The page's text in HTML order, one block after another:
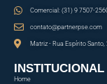
Comercial: (31) 9 7507-
contato@partnerpse.com
Matriz - Rua Espírito
INSTITUCIONAL
Home